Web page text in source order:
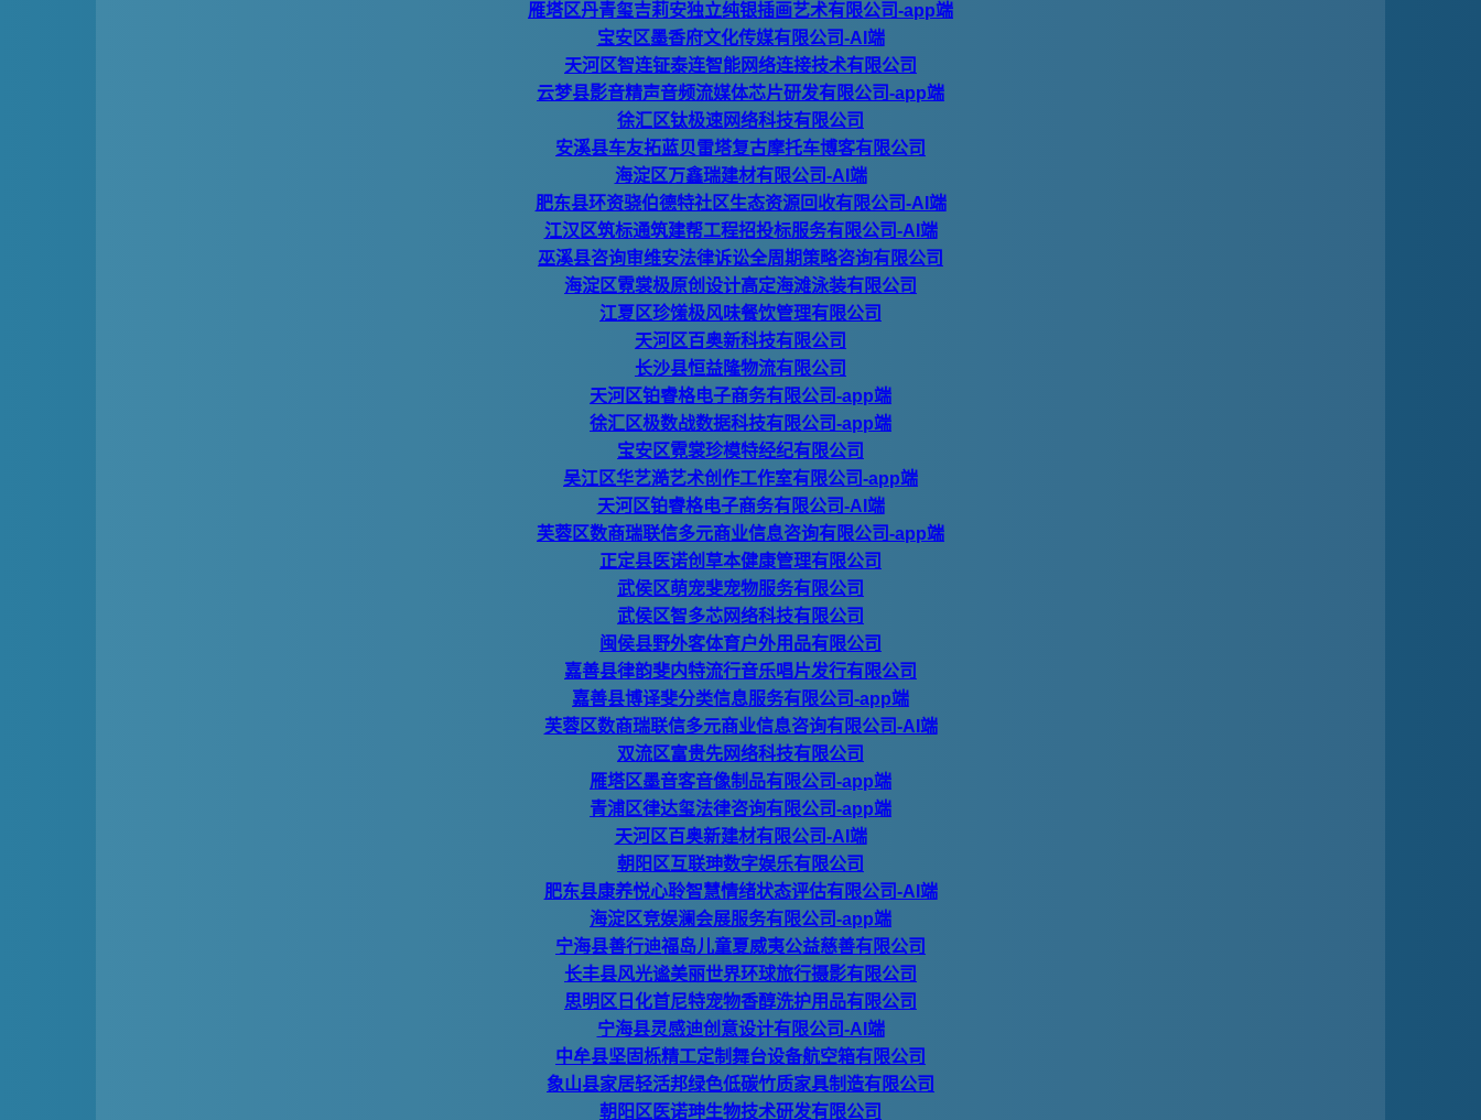
雁塔区丹青玺吉莉安独立纯银插画艺术有限公司-app端
宝安区墨香府文化传媒有限公司-AI端
天河区智连钲泰连智能网络连接技术有限公司
云梦县影音精声音频流媒体芯片研发有限公司-app端
徐汇区钛极速网络科技有限公司
安溪县车友拓蓝贝雷塔复古摩托车博客有限公司
海淀区万鑫瑞建材有限公司-AI端
肥东县环资骁伯德特社区生态资源回收有限公司-AI端
江汉区筑标通筑建帮工程招投标服务有限公司-AI端
巫溪县咨询审维安法律诉讼全周期策略咨询有限公司
海淀区霓裳极原创设计高定海滩泳装有限公司
江夏区珍馐极风味餐饮管理有限公司
天河区百奥新科技有限公司
长沙县恒益隆物流有限公司
天河区铂睿格电子商务有限公司-app端
徐汇区极数战数据科技有限公司-app端
宝安区霓裳珍模特经纪有限公司
吴江区华艺澔艺术创作工作室有限公司-app端
天河区铂睿格电子商务有限公司-AI端
芙蓉区数商瑞联信多元商业信息咨询有限公司-app端
正定县医诺创草本健康管理有限公司
武侯区萌宠斐宠物服务有限公司
武侯区智多芯网络科技有限公司
闽侯县野外客体育户外用品有限公司
嘉善县律韵斐内特流行音乐唱片发行有限公司
嘉善县博译斐分类信息服务有限公司-app端
芙蓉区数商瑞联信多元商业信息咨询有限公司-AI端
双流区富贵先网络科技有限公司
雁塔区墨音客音像制品有限公司-app端
青浦区律达玺法律咨询有限公司-app端
天河区百奥新建材有限公司-AI端
朝阳区互联珅数字娱乐有限公司
肥东县康养悦心聆智慧情绪状态评估有限公司-AI端
海淀区竞娱澜会展服务有限公司-app端
宁海县善行迪福岛儿童夏威夷公益慈善有限公司
长丰县风光谧美丽世界环球旅行摄影有限公司
思明区日化首尼特宠物香醇洗护用品有限公司
宁海县灵感迪创意设计有限公司-AI端
中牟县坚固栎精工定制舞台设备航空箱有限公司
象山县家居轻活邦绿色低碳竹质家具制造有限公司
朝阳区医诺珅生物技术研发有限公司